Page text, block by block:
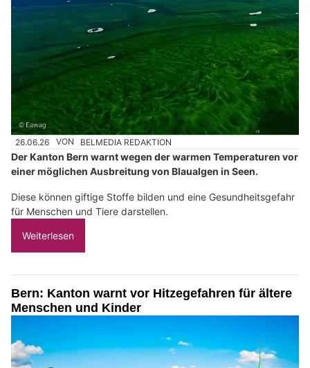
26.06.26 VON BELMEDIA REDAKTION
Der Kanton Bern warnt wegen der warmen Temperaturen vor
einer möglichen Ausbreitung von Blaualgen in Seen.
Diese können giftige Stoffe bilden und eine Gesundheitsgefahr
für Menschen und Tiere darstellen.
Weiterlesen
Bern: Kanton warnt vor Hitzegefahren für ältere
Menschen und Kinder